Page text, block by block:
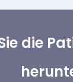
die